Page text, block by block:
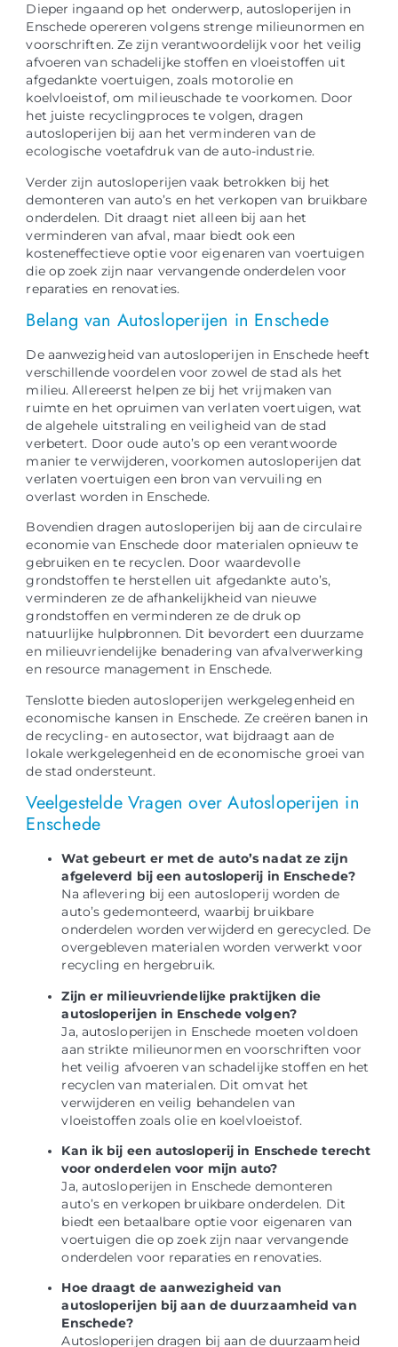
Dieper ingaand op het onderwerp, autosloperijen in
Enschede opereren volgens strenge milieunormen en
voorschriften. Ze zijn verantwoordelijk voor het veilig
afvoeren van schadelijke stoffen en vloeistoffen uit
afgedankte voertuigen, zoals motorolie en
koelvloeistof, om milieuschade te voorkomen. Door
het juiste recyclingproces te volgen, dragen
autosloperijen bij aan het verminderen van de
ecologische voetafdruk van de auto-industrie.
Verder zijn autosloperijen vaak betrokken bij het
demonteren van auto’s en het verkopen van bruikbare
onderdelen. Dit draagt niet alleen bij aan het
verminderen van afval, maar biedt ook een
kosteneffectieve optie voor eigenaren van voertuigen
die op zoek zijn naar vervangende onderdelen voor
reparaties en renovaties.
Belang van Autosloperijen in Enschede
De aanwezigheid van autosloperijen in Enschede heeft
verschillende voordelen voor zowel de stad als het
milieu. Allereerst helpen ze bij het vrijmaken van
ruimte en het opruimen van verlaten voertuigen, wat
de algehele uitstraling en veiligheid van de stad
verbetert. Door oude auto’s op een verantwoorde
manier te verwijderen, voorkomen autosloperijen dat
verlaten voertuigen een bron van vervuiling en
overlast worden in Enschede.
Bovendien dragen autosloperijen bij aan de circulaire
economie van Enschede door materialen opnieuw te
gebruiken en te recyclen. Door waardevolle
grondstoffen te herstellen uit afgedankte auto’s,
verminderen ze de afhankelijkheid van nieuwe
grondstoffen en verminderen ze de druk op
natuurlijke hulpbronnen. Dit bevordert een duurzame
en milieuvriendelijke benadering van afvalverwerking
en resource management in Enschede.
Tenslotte bieden autosloperijen werkgelegenheid en
economische kansen in Enschede. Ze creëren banen in
de recycling- en autosector, wat bijdraagt aan de
lokale werkgelegenheid en de economische groei van
de stad ondersteunt.
Veelgestelde Vragen over Autosloperijen in
Enschede
Wat gebeurt er met de auto’s nadat ze zijn
afgeleverd bij een autosloperij in Enschede?
Na aflevering bij een autosloperij worden de
auto’s gedemonteerd, waarbij bruikbare
onderdelen worden verwijderd en gerecycled. De
overgebleven materialen worden verwerkt voor
recycling en hergebruik.
Zijn er milieuvriendelijke praktijken die
autosloperijen in Enschede volgen?
Ja, autosloperijen in Enschede moeten voldoen
aan strikte milieunormen en voorschriften voor
het veilig afvoeren van schadelijke stoffen en het
recyclen van materialen. Dit omvat het
verwijderen en veilig behandelen van
vloeistoffen zoals olie en koelvloeistof.
Kan ik bij een autosloperij in Enschede terecht
voor onderdelen voor mijn auto?
Ja, autosloperijen in Enschede demonteren
auto’s en verkopen bruikbare onderdelen. Dit
biedt een betaalbare optie voor eigenaren van
voertuigen die op zoek zijn naar vervangende
onderdelen voor reparaties en renovaties.
Hoe draagt de aanwezigheid van
autosloperijen bij aan de duurzaamheid van
Enschede?
Autosloperijen dragen bij aan de duurzaamheid